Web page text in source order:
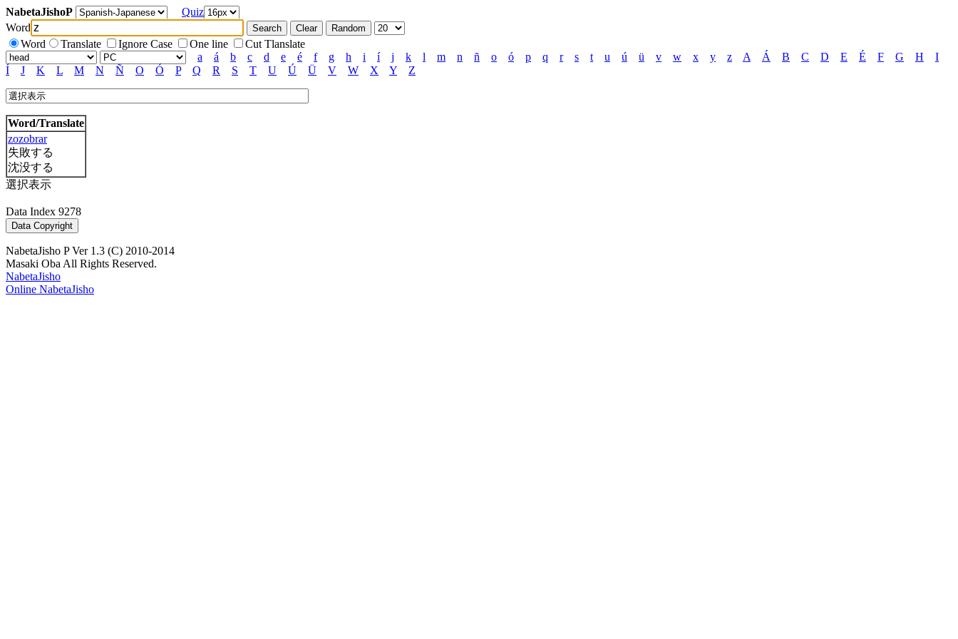
NabetaJishoP
Quiz
Word
Word
Translate Ignore Case One line
Cut Tlanslate
a
á b c d e é f g h i í j k l m n ñ o ó p q r s t u ú ü v w x y z A Á B C D E É F G H
I
Í
J K L M N Ñ O Ó P Q R S T U Ú Ü V W X Y Z
Word/Translate
zozobrar
失敗する
沈没する
選択表示
Data Index 9278
NabetaJisho P Ver 1.3 (C) 2010-2014
Masaki Oba All Rights Reserved.
NabetaJisho
Online NabetaJisho